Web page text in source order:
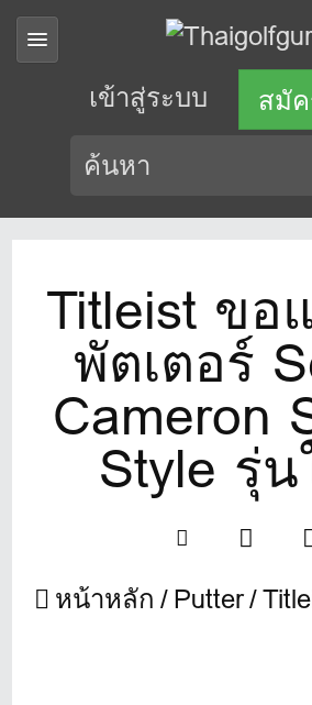
เข้าสู่ระบบ สมั
Titleist ขอ
พัตเตอร์
Cameron
Style รุ่
หน้าหลัก Putter Titleist ขอแนะน